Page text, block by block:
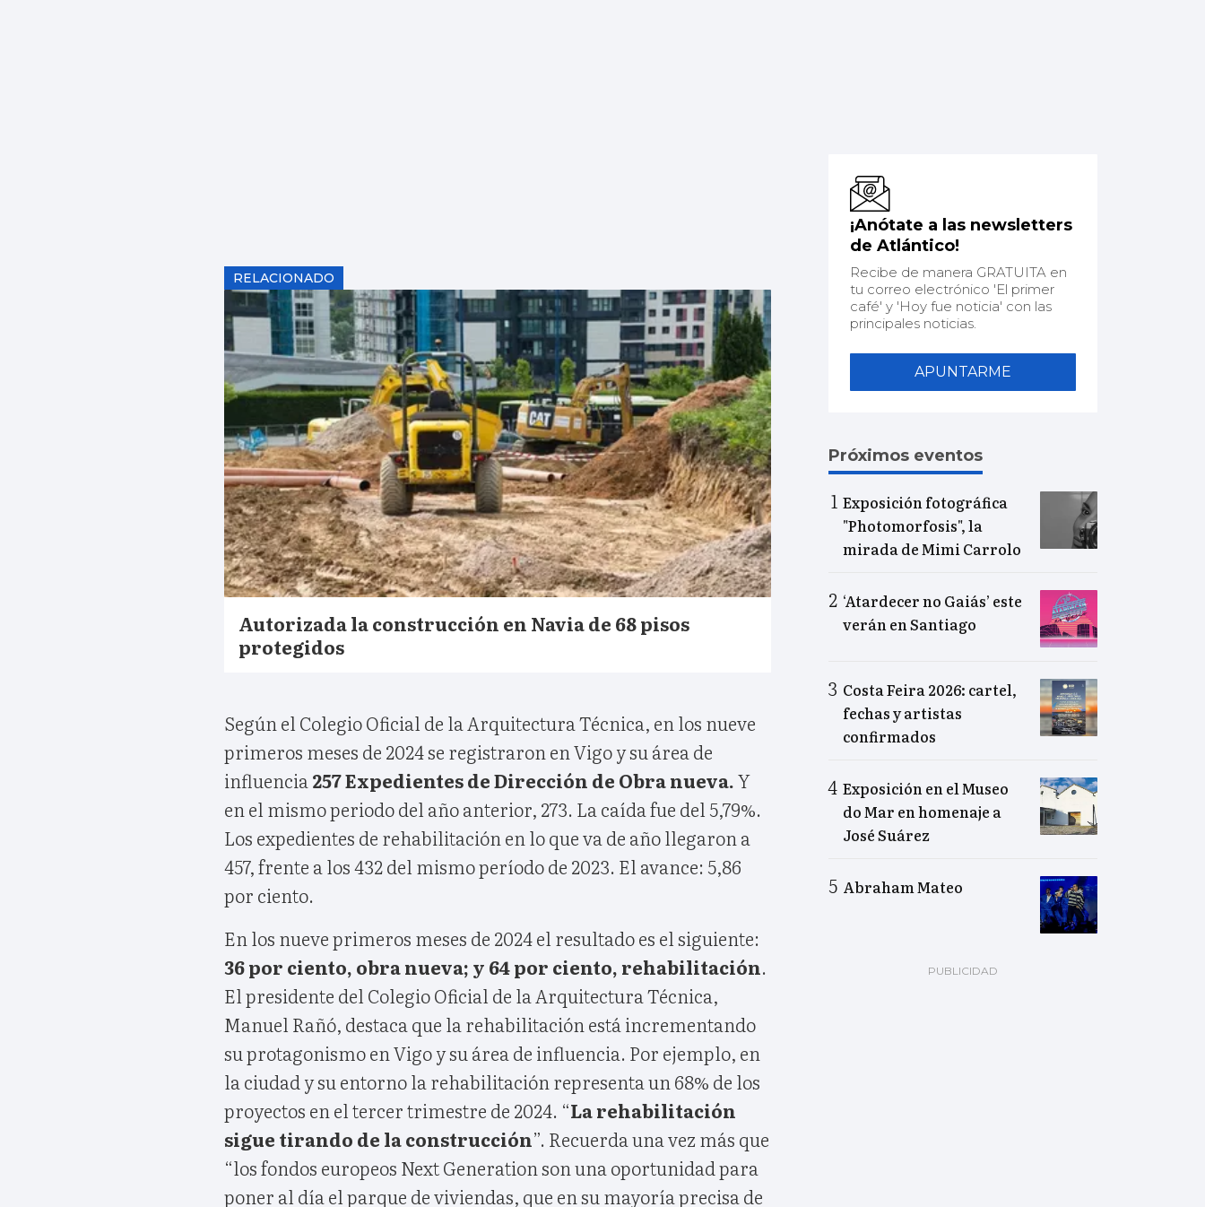
RELACIONADO
Autorizada la construcción en Navia de 68 pisos
protegidos
Según el Colegio Oficial de la Arquitectura Técnica, en los nueve
primeros meses de 2024 se registraron en Vigo y su área de
influencia257 Expedientes de Dirección de Obra nueva.Y
en el mismo periodo del año anterior, 273. La caída fue del 5,79%.
Los expedientes de rehabilitación en lo que va de año llegaron a
457, frente a los 432 del mismo período de 2023. El avance: 5,86
por ciento.
En los nueve primeros meses de 2024 el resultado es el siguiente:
36 por ciento, obra nueva; y 64 por ciento, rehabilitación.
El presidente del Colegio Oficial de la Arquitectura Técnica,
Manuel Rañó, destaca que la rehabilitación está incrementando
su protagonismo en Vigo y su área de influencia. Por ejemplo, en
la ciudad y su entorno la rehabilitación representa un 68% de los
proyectos en el tercer trimestre de 2024. “La rehabilitación
sigue tirando de la construcción”. Recuerda una vez más que
“los fondos europeos Next Generation son una oportunidad para
poner al día el parque de viviendas, que en su mayoría precisa de
¡Anótate a las newsletters
de Atlántico!
Recibe de manera GRATUITA en
tu correo electrónico 'El primer
café' y 'Hoy fue noticia' con las
principales noticias.
APUNTARME
Próximos eventos
Exposición fotográfica
"Photomorfosis", la
mirada de Mimi Carrolo
‘Atardecer no Gaiás’ este
verán en Santiago
Costa Feira 2026: cartel,
fechas y artistas
confirmados
Exposición en el Museo
do Mar en homenaje a
José Suárez
Abraham Mateo